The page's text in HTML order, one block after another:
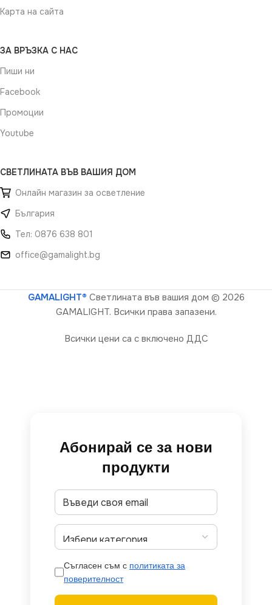
Карта на сайта
ЗА ВРЪЗКА С НАС
Пиши ни
Facebook
Промоции
Youtube
СВЕТЛИНАТА ВЪВ ВАШИЯ ДОМ
Онлайн магазин за осветление
България
Тел: 0876 638 801
office@gamalight.bg
GAMALIGHT® Светлината във вашия дом © 2026
GAMALIGHT. Всички права запазени.
Всички цени са с включено ДДС
Абонирай се за нови
продукти
Съгласен съм с политиката за
поверителност